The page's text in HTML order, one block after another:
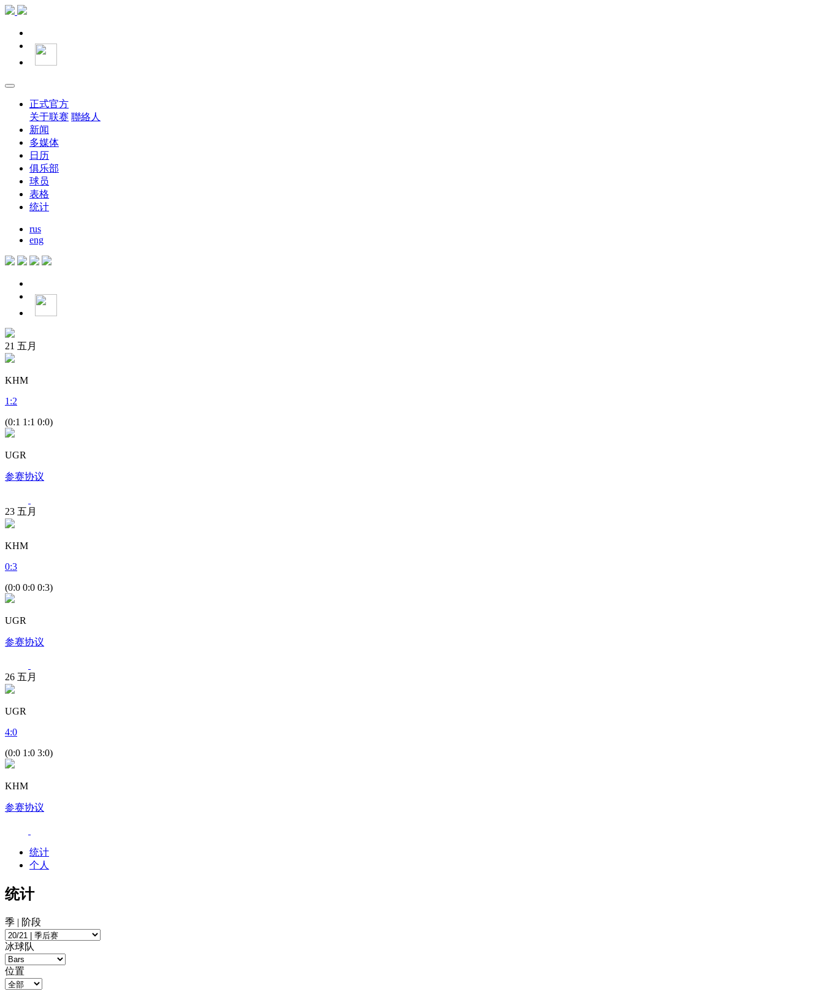
正式官方
关于联赛 聯絡人
新闻
多媒体
日历
俱乐部
球员
表格
统计
rus
eng
21 五月
KHM
1 :2
(0:1 1:1 0:0)
UGR
参赛协议
23 五月
KHM
0:3
(0:0 0:0 0:3)
UGR
参赛协议
26 五月
UGR
4:0
(0:0 1:0 3:0)
KHM
参赛协议
统计
个人
统计
季 | 阶段
冰球队
位置